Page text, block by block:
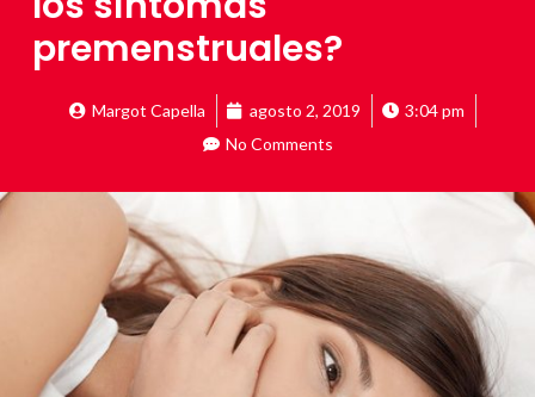
premenstruales?
Margot Capella agosto 2, 2019
3:04 pm
No Comments